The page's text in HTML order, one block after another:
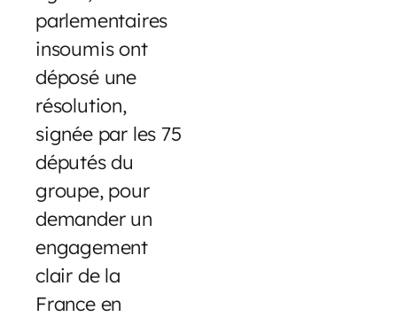
parlementaires
insoumis ont
déposé une
résolution,
signée par les 75
députés du
groupe, pour
demander un
engagement
clair de la
France en